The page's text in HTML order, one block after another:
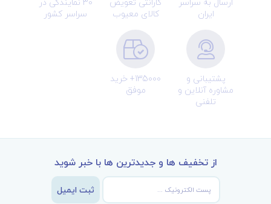
ایران کالای معیوب سراسر کشور
پشتیبانی و
مشاوره آنلاین و
تلفنی
135000+ خرید
موفق
از تخفیف ها و جدیدترین ها با خبر شوید
ثبت ایمیل